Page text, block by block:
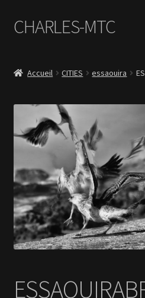
Aller
à
navigation
Aller
au
CHARLES-MTC
Le Book Portfolio
Contact
Accueil CITIES essaouira